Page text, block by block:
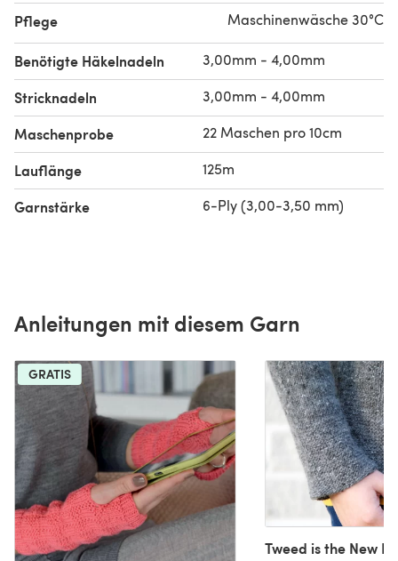
Pflege Maschinenwäsche 30°C
Benötigte Häkelnadeln 3,00mm - 4,00mm
Stricknadeln 3,00mm - 4,00mm
Maschenprobe 22 Maschen pro 10cm
Lauflänge 125m
Garnstärke 6-Ply (3,00-3,50 mm)
Anleitungen mit diesem Garn
GRATIS
Tweed is the New